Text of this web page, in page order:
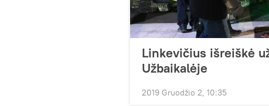
Linkevičius išreiškė
Užbaikalėje
2019 Gruodžio 2, 10:35